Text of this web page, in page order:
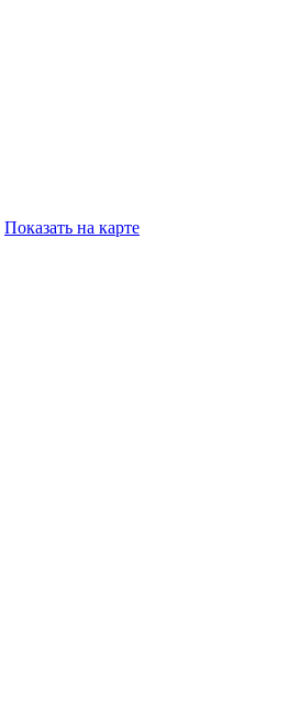
Показать на карте